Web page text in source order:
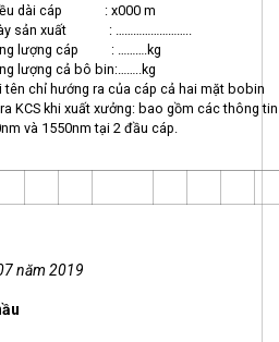
dài cáp : x000 m
sản xuất : ……………………..
lượng cáp : ……….kg
lượng cả bô bin:……..kg
tên chỉ hướng ra của cáp cả hai mặt bobin
KCS khi xuất xưởng: bao gồm các thông
và 1550nm tại 2 đầu cáp.
năm 2019